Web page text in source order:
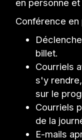
en personne
Conférence en
billet.
Courriels
s'y
sur le
Courriels
de la
E-mails